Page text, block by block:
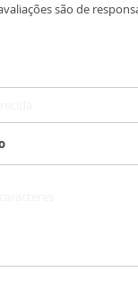
são de